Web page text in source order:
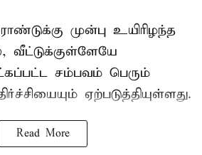
முன்பு உயிரிழந்த
சம்பவம் பெரும்
ஏற்படுத்தியுள்ளது.
Read More